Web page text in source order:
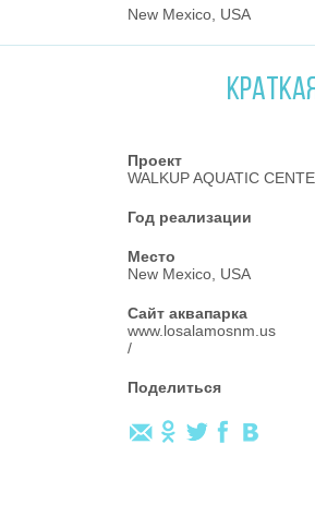
New Mexico, USA
Проект
WALKUP AQUATIC
Год реализации
Место
New Mexico, USA
Сайт аквапарка
www.losalamosnm.us
/
Поделиться